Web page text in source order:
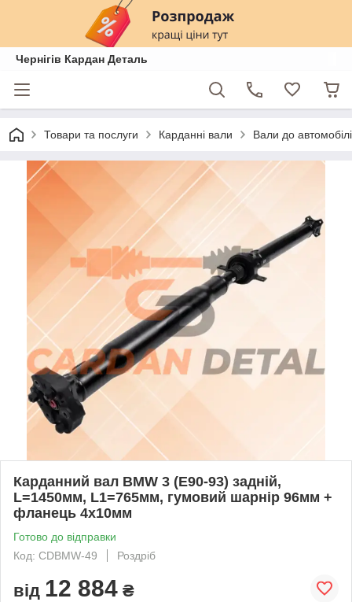
Чернігів Кардан Деталь
Товари та послуги Карданні вали Вали до
Карданний вал BMW 3 (E90-93) задній,
L=1450мм, L1=765мм, гумовий шарнір 96мм +
фланець 4х10мм
Готово до відправки
Код: CDBMW-49
Роздріб
від 12 884 ₴